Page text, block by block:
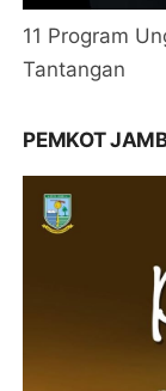
11 Program
Tantangan
PEMKOT